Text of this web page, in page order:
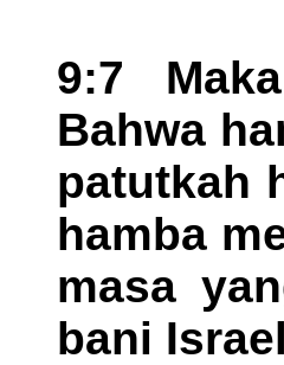
9:7
Bahwa
patutkah
hamba
masa
bani